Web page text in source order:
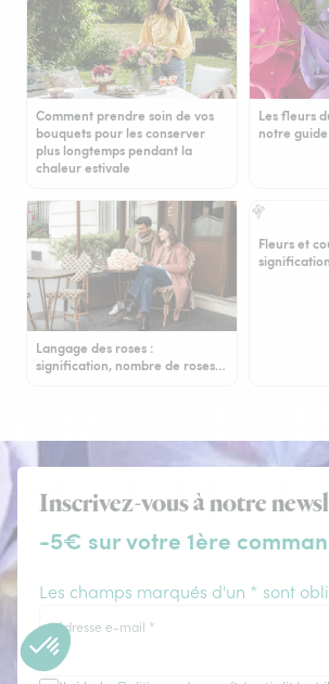
Comment prendre soin de vos
bouquets pour les conserver
plus longtemps pendant la
chaleur estivale
Les fleurs
notre guide
Langage des roses :
signification, nombre de roses…
Fleurs et
Inscrivez-vous à notre
-5€ sur votre 1ère
Les champs marqués d'un * sont
Adresse e-mail *